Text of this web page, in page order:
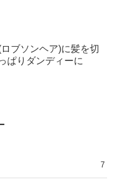
ブソンヘア)に髪を切
ぱりダンディーに
7